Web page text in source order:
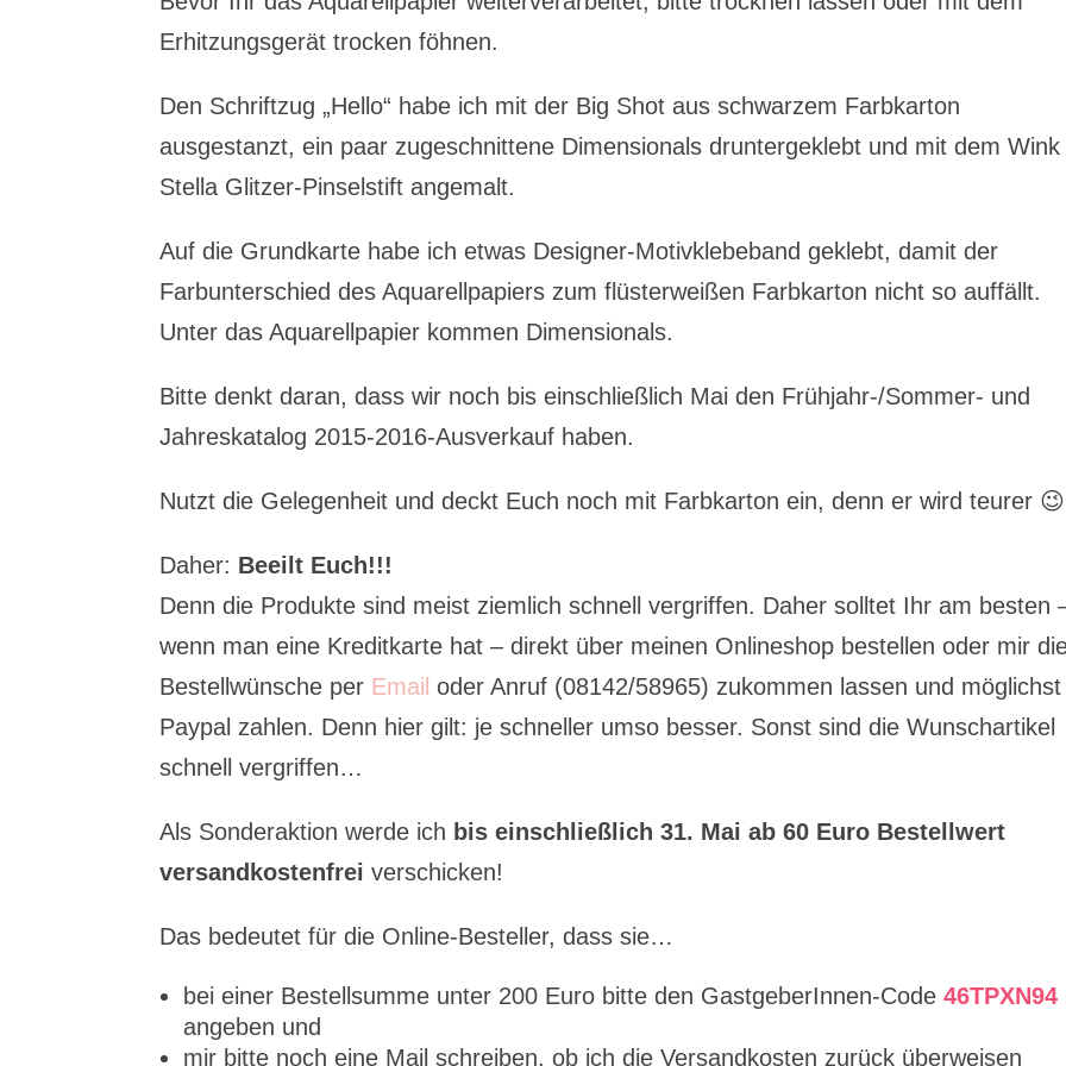
Erhitzungsgerät trocken föhnen.
Den Schriftzug „Hello“ habe ich mit der Big Shot aus schwarzem Farbkarton
ausgestanzt, ein paar zugeschnittene Dimensionals druntergeklebt und mit dem
Stella Glitzer-Pinselstift angemalt.
Auf die Grundkarte habe ich etwas Designer-Motivklebeband geklebt, damit der
Farbunterschied des Aquarellpapiers zum flüsterweißen Farbkarton nicht so auffällt.
Unter das Aquarellpapier kommen Dimensionals.
Bitte denkt daran, dass wir noch bis einschließlich Mai den Frühjahr-/Sommer- und
Jahreskatalog 2015-2016-Ausverkauf haben.
Nutzt die Gelegenheit und deckt Euch noch mit Farbkarton ein, denn er wird teurer 😉
Daher: Beeilt Euch!!!
Denn die Produkte sind meist ziemlich schnell vergriffen. Daher solltet Ihr am besten
wenn man eine Kreditkarte hat – direkt über meinen Onlineshop bestellen oder mir
Bestellwünsche per Email oder Anruf (08142/58965) zukommen lassen und
Paypal zahlen. Denn hier gilt: je schneller umso besser. Sonst sind die Wunschartikel
schnell vergriffen…
Als Sonderaktion werde ich bis einschließlich 31. Mai ab 60 Euro Bestellwert
versandkostenfrei verschicken!
Das bedeutet für die Online-Besteller, dass sie…
bei einer Bestellsumme unter 200 Euro bitte den GastgeberInnen-Code46TPXN94
angeben und
mir bitte noch eine Mail schreiben, ob ich die Versandkosten zurück überweisen